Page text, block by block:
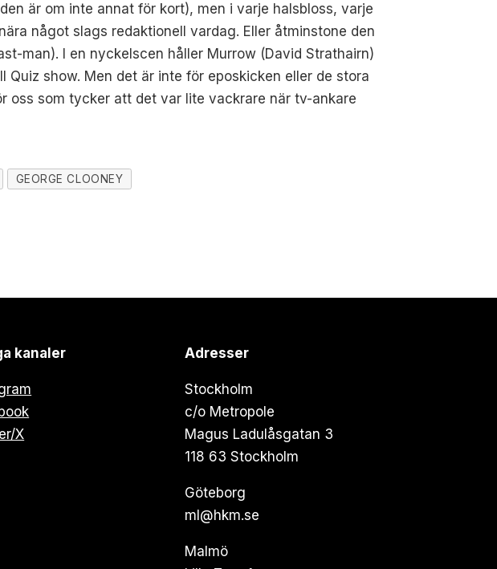
är om inte annat för kort), men i varje halsbloss, varje
något slags redaktionell vardag. Eller åtminstone den
man). I en nyckelscen håller Murrow (David Strathairn)
show. Men det är inte för eposkicken eller de stora
oss som tycker att det var lite vackrare när tv-ankare
GEORGE CLOONEY
kanaler
X
Adresser
Stockholm
c/o Metropole
Magus Ladulåsgatan 3
118 63 Stockholm
Göteborg
ml@hkm.se
Malmö